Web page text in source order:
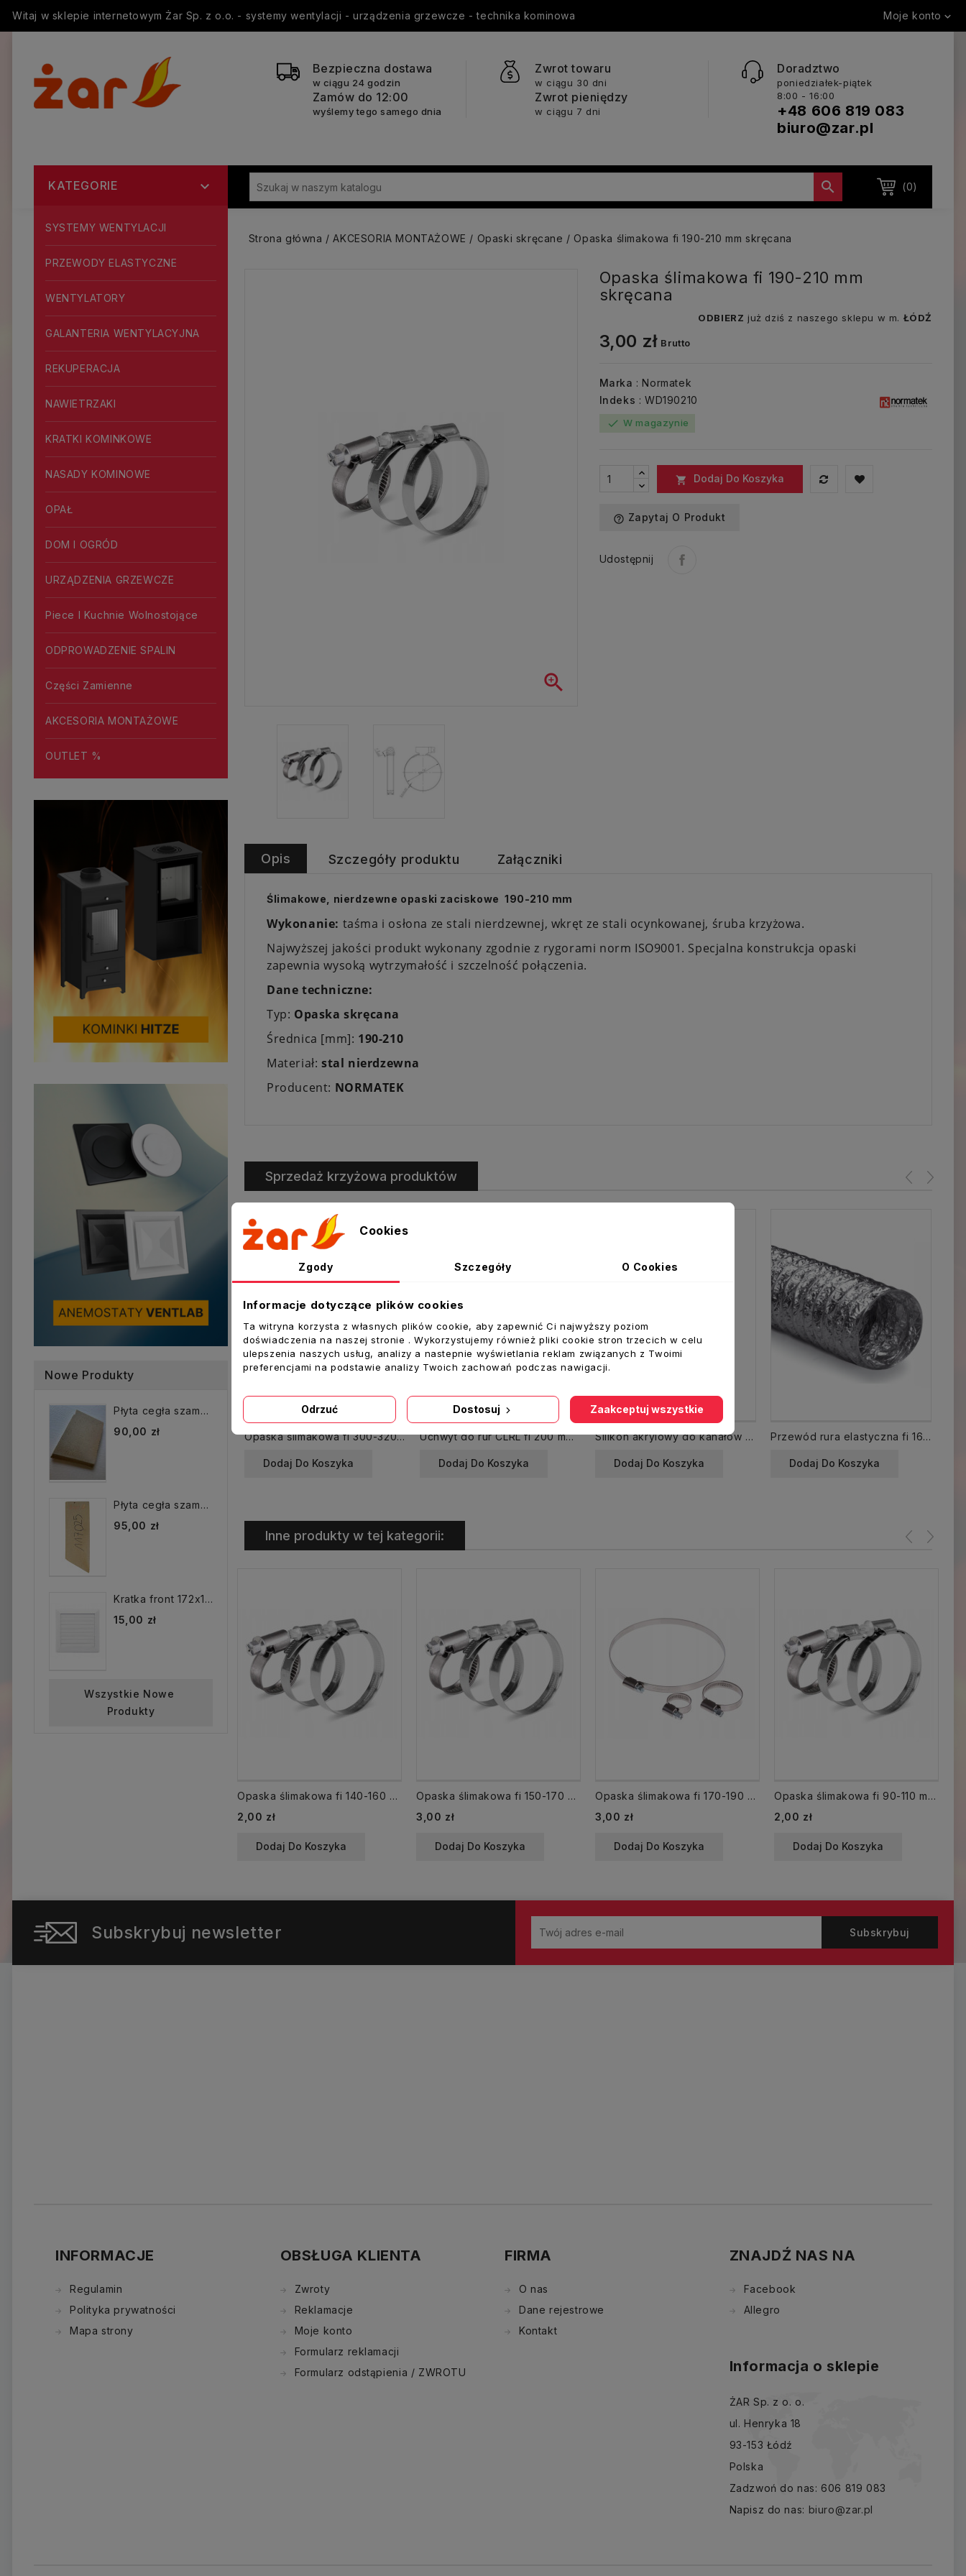
Witaj w sklepie internetowym Żar Sp. z o.o. - systemy wentylacji - urządzenia grzewcze - technika kominowa Moje konto 
Bezpieczna dostawa
w ciągu 24 godzin
Zamów do 12:00
wyślemy tego samego dnia
Zwrot towaru
w ciągu 30 dni
Zwrot pieniędzy
w ciągu 7 dni
Doradztwo
poniedziałek-piątek
8:00 - 16:00
+48 606 819 083
biuro@zar.pl
(0)

KATEGORIE 
SYSTEMY WENTYLACJI
PRZEWODY ELASTYCZNE
WENTYLATORY
GALANTERIA WENTYLACYJNA
REKUPERACJA
NAWIETRZAKI
KRATKI KOMINKOWE
NASADY KOMINOWE
OPAŁ
DOM I OGRÓD
URZĄDZENIA GRZEWCZE
Piece I Kuchnie Wolnostojące
ODPROWADZENIE SPALIN
Części Zamienne
AKCESORIA MONTAŻOWE
OUTLET %
Nowe Produkty
Płyta cegła szamotowa...
90,00 zł
Płyta cegła szamotowa...
95,00 zł
Kratka front 172x172 mm...
15,00 zł
Wszystkie Nowe
Produkty
Strona główna AKCESORIA MONTAŻOWE Opaski skręcane Opaska ślimakowa fi 190-210 mm skręcana

Opaska ślimakowa fi 190-210 mm
skręcana
ODBIERZ już dziś z naszego sklepu w m. ŁÓDŹ
3,00 zł Brutto
Marka : Normatek
Indeks : WD190210
check W magazynie
 Dodaj Do Koszyka
help_outline Zapytaj O Produkt
Udostępnij
Opis Szczegóły produktu Załączniki
Ślimakowe, nierdzewne opaski zaciskowe 190-210 mm
Wykonanie: taśma i osłona ze stali nierdzewnej, wkręt ze stali ocynkowanej, śruba krzyżowa.
Najwyższej jakości produkt wykonany zgodnie z rygorami norm ISO9001. Specjalna konstrukcja opaski
zapewnia wysoką wytrzymałość i szczelność połączenia.
Dane techniczne:
Typ: Opaska skręcana
Średnica [mm]: 190-210
Materiał: stal nierdzewna
Producent: NORMATEK
Sprzedaż krzyżowa produktów
Opaska ślimakowa fi 300-320 mm skręcana
Dodaj Do Koszyka
Uchwyt do rur CLRL fi 200 mm obejma z uszczelką
Dodaj Do Koszyka
Silikon akrylowy do kanałów wentylacyjnych szary 310 ml
Dodaj Do Koszyka
Przewód rura elastyczna fi 160 mm dł. 10 mb THERM LIGHT/ ALUDUCT
Dodaj Do Koszyka
Inne produkty w tej kategorii:
Opaska ślimakowa fi 140-160 mm skręcana
Cena
2,00 zł
Dodaj Do Koszyka
Opaska ślimakowa fi 150-170 mm skręcana
Cena
3,00 zł
Dodaj Do Koszyka
Opaska ślimakowa fi 170-190 mm skręcana
Cena
3,00 zł
Dodaj Do Koszyka
Opaska ślimakowa fi 90-110 mm skręcana
Cena
2,00 zł
Dodaj Do Koszyka
Subskrybuj newsletter
INFORMACJE
Regulamin
Polityka prywatności
Mapa strony
OBSŁUGA KLIENTA
Zwroty
Reklamacje
Moje konto
Formularz reklamacji
Formularz odstąpienia / ZWROTU
FIRMA
O nas
Dane rejestrowe
Kontakt
ZNAJDŹ NAS NA
Facebook
Allegro
Informacja o sklepie
ŻAR Sp. z o. o.
ul. Henryka 18
93-153 Łódź
Polska
Zadzwoń do nas: 606 819 083
Napisz do nas: biuro@zar.pl
Cookies
Zgody Szczegóły O Cookies
Informacje dotyczące plików cookies
Ta witryna korzysta z własnych plików cookie, aby zapewnić Ci najwyższy poziom
doświadczenia na naszej stronie . Wykorzystujemy również pliki cookie stron trzecich w celu
ulepszenia naszych usług, analizy a nastepnie wyświetlania reklam związanych z Twoimi
preferencjami na podstawie analizy Twoich zachowań podczas nawigacji.
Odrzuć Dostosuj Zaakceptuj wszystkie